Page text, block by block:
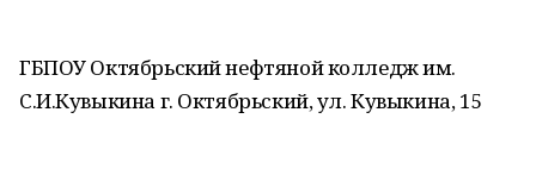
ГБПОУ Октябрьский нефтяной колледж им.
C.И.Кувыкина г. Октябрьский, ул. Кувыкина, 15